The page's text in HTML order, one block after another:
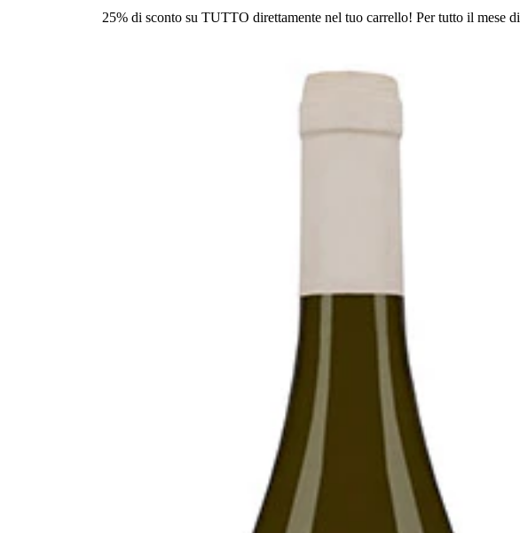
25% di sconto su TUTTO direttamente nel tuo carrello! Per tutto il mese